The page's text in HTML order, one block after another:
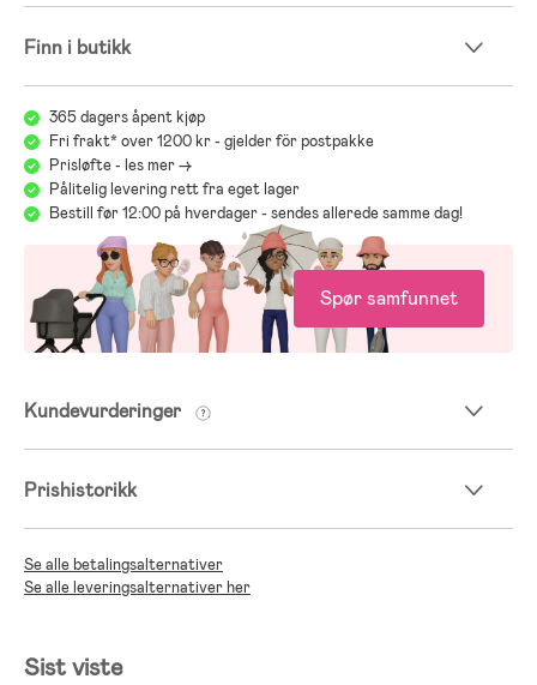
Finn i butikk
365 dagers åpent kjøp
Fri frakt* over 1200 kr - gjelder för postpakke
Prisløfte - les mer ->
Pålitelig levering rett fra eget lager
Bestill før 12:00 på hverdager - sendes allerede samme dag!
Spør samfunnet
Kundevurderinger
Prishistorikk
Se alle betalingsalternativer
Se alle leveringsalternativer her
Sist viste